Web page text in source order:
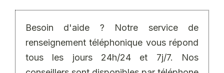
Besoin d'aide ? Notre service de
renseignement téléphonique vous répond
tous les jours 24h/24 et 7j/7. Nos